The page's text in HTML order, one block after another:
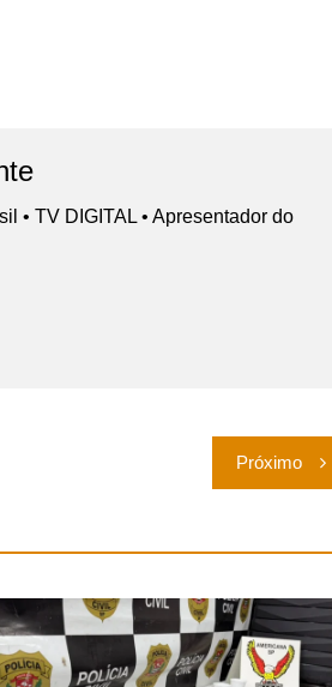
• TV DIGITAL • Apresentador do
Próximo